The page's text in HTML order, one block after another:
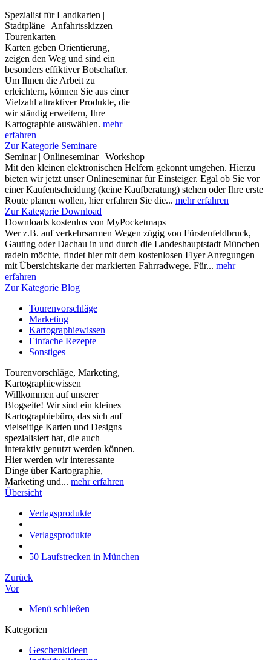
Spezialist für Landkarten |
Stadtpläne | Anfahrtsskizzen |
Tourenkarten
Karten geben Orientierung,
zeigen den Weg und sind ein
besonders effiktiver Botschafter.
Um Ihnen die Arbeit zu
erleichtern, können Sie aus einer
Vielzahl attraktiver Produkte, die
wir ständig erweitern, Ihre
Kartographie auswählen. mehr
erfahren
Zur Kategorie Seminare
Seminar | Onlineseminar | Workshop
Mit den kleinen elektronischen Helfern gekonnt umgehen. Hierzu
bieten wir jetzt unser Onlineseminar für Einsteiger. Egal ob Sie vor
einer Kaufentscheidung (keine Kaufberatung) stehen oder Ihre erste
Route planen wollen, hier erfahren Sie die... mehr erfahren
Zur Kategorie Download
Downloads kostenlos von MyPocketmaps
Wer z.B. auf verkehrsarmen Wegen zügig von Fürstenfeldbruck,
Gauting oder Dachau in und durch die Landeshauptstadt München
radeln möchte, findet hier mit dem kostenlosen Flyer Anregungen
mit Übersichtskarte der markierten Fahrradwege. Für... mehr
erfahren
Zur Kategorie Blog
Tourenvorschläge
Marketing
Kartographiewissen
Einfache Rezepte
Sonstiges
Tourenvorschläge, Marketing,
Kartographiewissen
Willkommen auf unserer
Blogseite! Wir sind ein kleines
Kartographiebüro, das sich auf
vielseitige Karten und Designs
spezialisiert hat, die auch
interaktiv genutzt werden können.
Hier werden wir interessante
Dinge über Kartographie,
Marketing und... mehr erfahren
Übersicht
Verlagsprodukte
Verlagsprodukte
50 Laufstrecken in München
Zurück
Vor
Menü schließen
Kategorien
Geschenkideen